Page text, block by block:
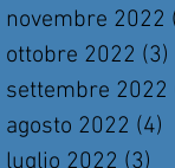
novembre 2022
ottobre 2022 (3)
settembre 2022
agosto 2022 (4)
luglio 2022 (3)